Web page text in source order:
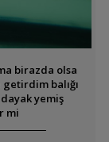
birazda olsa
balığı
yemiş
mi